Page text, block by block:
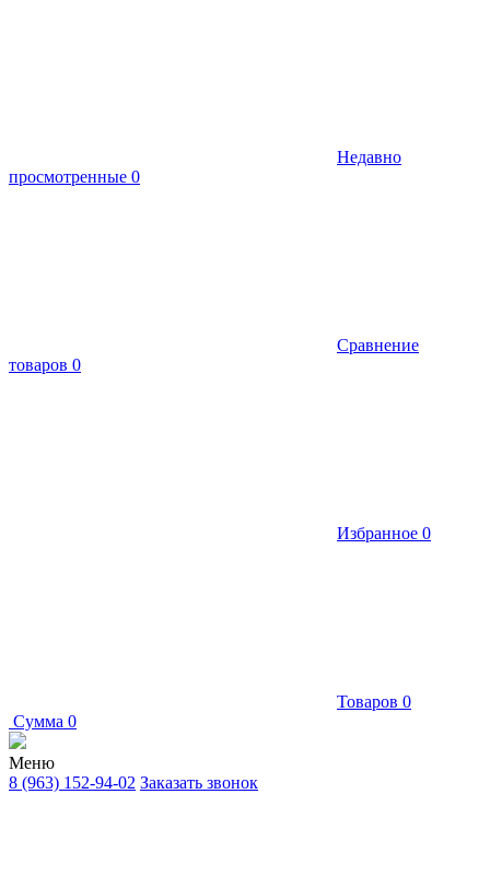
Недавно
просмотренные 0
Сравнение
товаров 0
Избранное 0
Товаров 0
Сумма 0
Меню
8 (963) 152-94-02 Заказать звонок